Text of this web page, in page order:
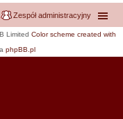
Zespół administracyjny
Limited Color scheme created with
phpBB.pl